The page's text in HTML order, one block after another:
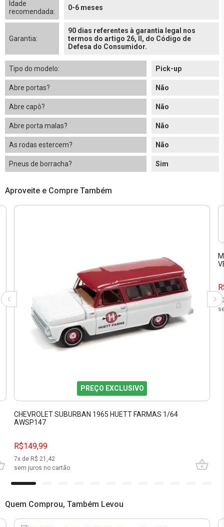
Idade
recomendada:
0-6 meses
Garantia:
90 dias referentes à garantia legal nos
termos do artigo 26, II, do Código de
Defesa do Consumidor.
Tipo do modelo: Pick-up
Abre portas? Não
Abre capô? Não
Abre porta malas? Não
As rodas estercem? Não
Pneus de borracha? Sim
Aproveite e Compre Também
PREÇO EXCLUSIVO
CHEVROLET SUBURBAN 1965 HUETT FARMAS 1/64
AWSP147
R$149,99
7x de R$ 21,42
sem juros no cartão
Quem Comprou, Também Levou